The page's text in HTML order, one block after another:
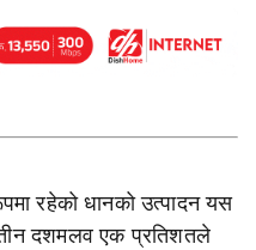
रहेको धानको उत्पादन यस
तीन दशमलव एक प्रतिशतले